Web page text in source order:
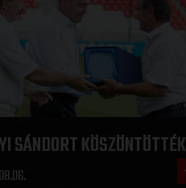
SÁNDORT KÖSZÖNTÖTTÉK